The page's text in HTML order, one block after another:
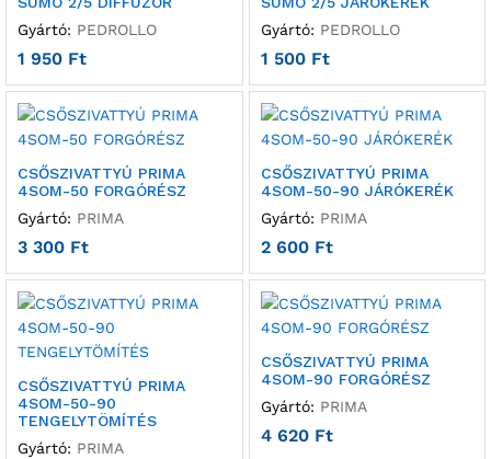
Gyártó: PEDROLLO
1 950 Ft
Gyártó: PEDROLLO
1 500 Ft
CSŐSZIVATTYÚ PRIMA
4SOM-50 FORGÓRÉSZ
Gyártó: PRIMA
3 300 Ft
CSŐSZIVATTYÚ PRIMA
4SOM-50-90 JÁRÓKERÉK
Gyártó: PRIMA
2 600 Ft
CSŐSZIVATTYÚ PRIMA
4SOM-50-90
TENGELYTÖMÍTÉS
Gyártó: PRIMA
CSŐSZIVATTYÚ PRIMA
4SOM-90 FORGÓRÉSZ
Gyártó: PRIMA
4 620 Ft